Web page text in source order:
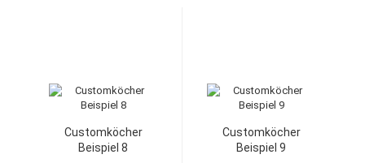
Customköcher
Beispiel 8
Customköcher
Beispiel 9